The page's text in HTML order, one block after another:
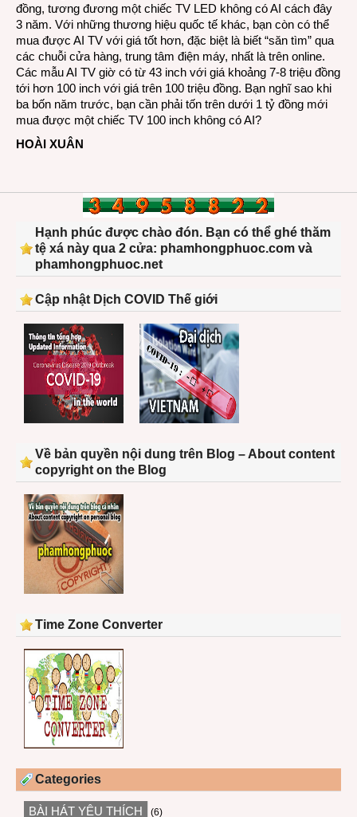
đồng, tương đương một chiếc TV LED không có AI cách đây
3 năm. Với những thương hiệu quốc tế khác, bạn còn có thể
mua được AI TV với giá tốt hơn, đặc biệt là biết “săn tìm” qua
các chuỗi cửa hàng, trung tâm điện máy, nhất là trên online.
Các mẫu AI TV giờ có từ 43 inch với giá khoảng 7-8 triệu đồng
tới hơn 100 inch với giá trên 100 triệu đồng. Bạn nghĩ sao khi
ba bốn năm trước, bạn cần phải tốn trên dưới 1 tỷ đồng mới
mua được một chiếc TV 100 inch không có AI?
HOÀI XUÂN
Hạnh phúc được chào đón. Bạn có thể ghé thăm
tệ xá này qua 2 cửa: phamhongphuoc.com và
phamhongphuoc.net
Cập nhật Dịch COVID Thế giới
Về bản quyền nội dung trên Blog – About content
copyright on the Blog
Time Zone Converter
Categories
BÀI HÁT YÊU THÍCH (6)